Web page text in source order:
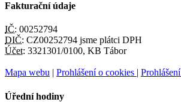
Fakturační údaje
IČ: 00252794
DIČ: CZ00252794 jsme plátci DPH
Účet: 3321301/0100, KB Tábor
Mapa webu | Prohlášení o cookies |
Úřední hodiny